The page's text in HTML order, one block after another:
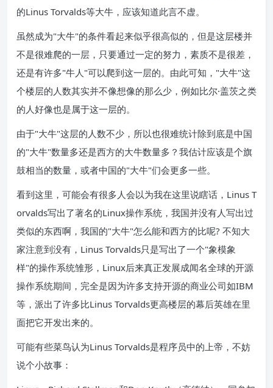
的Linus Torvalds等大牛，应该知道此言不虚。
虽然成为"大牛"的条件看起来似乎很高似的，但是这层楼并
不是很难爬的一层，只要通过一定的努力，素质不是很差，
还是有许多"牛人"可以爬到这一层的。由此可知，"大牛"这
个楼层的人数其实并不像想像的那么少，例如比尔·盖茨之类
的人好像也是属于这一层的。
由于"大牛"这层的人数不少，所以也很难统计除到底是中国
的"大牛"数量多还是西方的大牛数量多？我估计应该是个旗
鼓相当的数量，或者中国的"大牛"们会更多一些。
看到这里，可能会有很多人会以为我在这里说瞎话，Linus T
orvalds写出了著名的Linux操作系统，我国并没有人写出过
类似的东西啊，我国的"大牛"怎么能和西方的比呢? 不知大
家注意到没有，Linus Torvalds只是写出了一个"象模象
样"的操作系统雏形，Linux后来真正发展成闻名全球的开源
操作系统期间，完全是因为许多支持开源的商业公司如IBM
等，派出了许多比Linus Torvalds更高楼层的幕后英雄在里
面把它开发出来的。
可能有些菜鸟认为Linus Torvalds是程序员中的上帝，不妨
说个小故事：